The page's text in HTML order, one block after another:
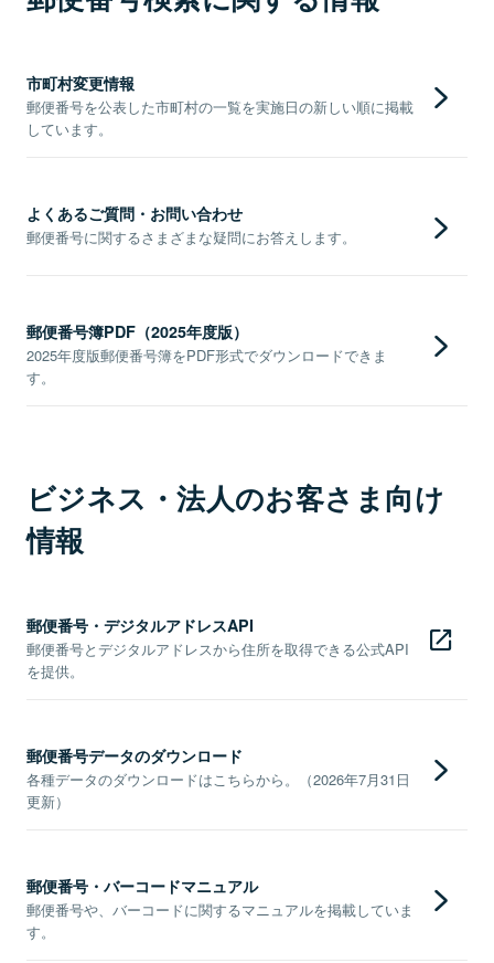
市町村変更情報
郵便番号を公表した市町村の一覧を実施日の新しい順に掲載
しています。
よくあるご質問・お問い合わせ
郵便番号に関するさまざまな疑問にお答えします。
郵便番号簿PDF（2025年度版）
2025年度版郵便番号簿をPDF形式でダウンロードできま
す。
ビジネス・法人のお客さま向け
情報
郵便番号・デジタルアドレスAPI
郵便番号とデジタルアドレスから住所を取得できる公式API
を提供。
郵便番号データのダウンロード
各種データのダウンロードはこちらから。（2026年7月31日
更新）
郵便番号・バーコードマニュアル
郵便番号や、バーコードに関するマニュアルを掲載していま
す。